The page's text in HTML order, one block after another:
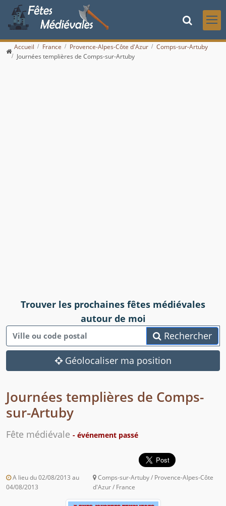
Accueil France Provence-Alpes-Côte d'Azur
Comps-sur-Artuby
Journées templières de Comps-sur-Artuby
Trouver les prochaines fêtes médiévales
autour de moi
Rechercher
Géolocaliser ma position
Journées templières de Comps-
sur-Artuby
Fête médiévale - événement passé
A lieu du 02/08/2013 au
04/08/2013
Comps-sur-Artuby / Provence-Alpes-Côte
d'Azur / France